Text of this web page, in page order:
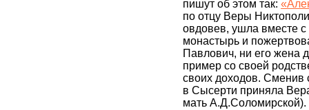
пишут об этом так:
по отцу Веры
овдовев, ушла вместе
монастырь и
Павлович, ни его жена
пример со своей
своих доходов. Сменив
в Сысерти приняла
мать А.Д.Соломирской).